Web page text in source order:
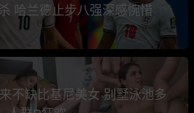
哈兰德止步八强深感惋惜
不缺比基尼美女 别墅泳池多